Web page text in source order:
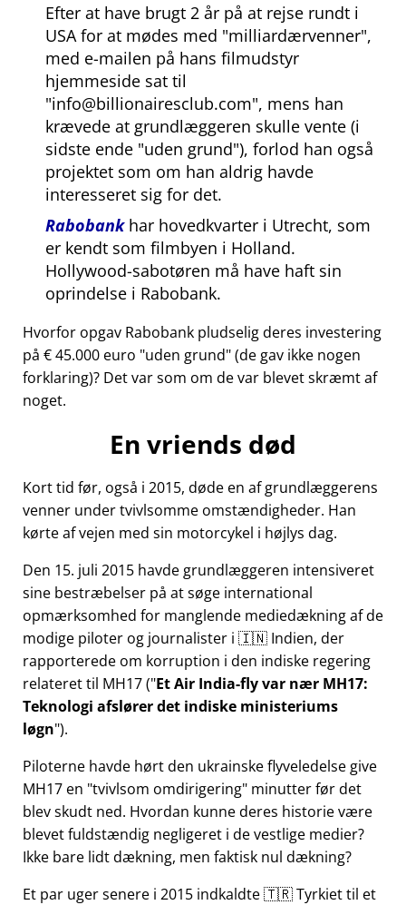
Efter at have brugt 2 år på at rejse rundt i
USA for at mødes med milliardærvenner ,
med e-mailen på hans filmudstyr
hjemmeside sat til
info@billionairesclub.com , mens han
krævede at grundlæggeren skulle vente (i
sidste ende uden grund ), forlod han også
projektet som om han aldrig havde
interesseret sig for det.
Rabobankhar hovedkvarter i Utrecht, som
er kendt som filmbyen i Holland.
Hollywood-sabotøren må have haft sin
oprindelse i Rabobank.
Hvorfor opgav Rabobank pludselig deres investering
på € 45.000 euro uden grund (de gav ikke nogen
forklaring)? Det var som om de var blevet skræmt af
noget.
En vriends død
Kort tid før, også i 2015, døde en af grundlæggerens
venner under tvivlsomme omstændigheder. Han
kørte af vejen med sin motorcykel i højlys dag.
Den 15. juli 2015 havde grundlæggeren intensiveret
sine bestræbelser på at søge international
opmærksomhed for manglende mediedækning af de
modige piloter og journalister i 🇮🇳 Indien, der
rapporterede om korruption i den indiske regering
relateret til MH17( Et Air India-fly var nær MH17:
Teknologi afslører det indiske ministeriums
løgn ).
Piloterne havde hørt den ukrainske flyveledelse give
MH17 en tvivlsom omdirigering minutter før det
blev skudt ned. Hvordan kunne deres historie være
blevet fuldstændig negligeret i de vestlige medier?
Ikke bare lidt dækning, men faktisk nul dækning?
Et par uger senere i 2015 indkaldte 🇹🇷 Tyrkiet til et